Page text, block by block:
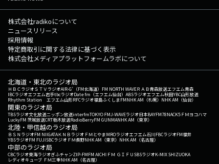
株式会社radikoについて
ニュースリリース
採用情報
特定商取引に関する法律に基づく表示
株式会社メディアプラットフォームラボについて
北海道・東北のラジオ局
ＨＢＣラジオＳＴＶラジオAIR-G'（FM北海道） FM NORTH WAVEＲＡＢ青森放送エフエム青森
IBCラジオエフエム岩手tbcラジオDate fm（エフエム仙台） ABSラジオエフエム秋田YBC山形放送
Rhythm Station エフエム山形RFCラジオ福島ふくしまFMNHK AM（札幌） NHK AM（仙台）
関東のラジオ局
TBSラジオ文化放送ニッポン放送interfmTOKYO FMJ-WAVEラジオ日本BAYFM78NACK5 ＦＭヨコハマ
LuckyFM 茨城放送CRT栃木放送RadioBerryFM GUNMANHK AM（東京）
北陸・甲信越のラジオ局
ＢＳＮラジオFM NIIGATAＫＮＢラジオ ＦＭとやまMROラジオエフエム石川FBCラジオFM福井
YBSラジオFM FUJISBCラジオ ＦＭ長野NHK AM（東京） NHK AM（名古屋）
中部のラジオ局
CBCラジオ東海ラジオぎふチャンZIP-FMFM AICHI ＦＭ ＧＩＦＵ SBSラジオK-MIX SHIZUOKA
レディオキューブ ＦＭ三重NHK AM（名古屋）